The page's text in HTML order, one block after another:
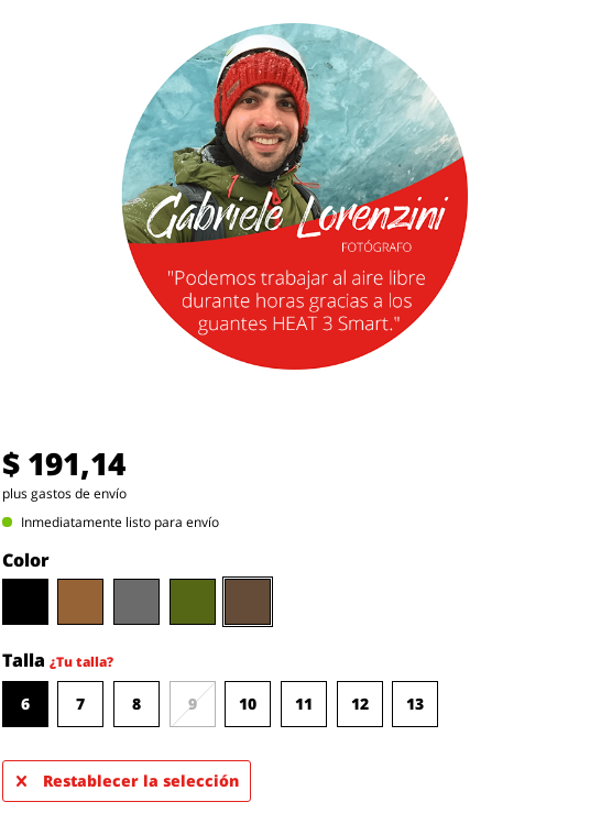
$ 191,14
plus gastos de envío
Inmediatamente listo para envío
Color
Talla ¿Tu talla?
6 7 8 9 10 11 12 13
Restablecer la selección